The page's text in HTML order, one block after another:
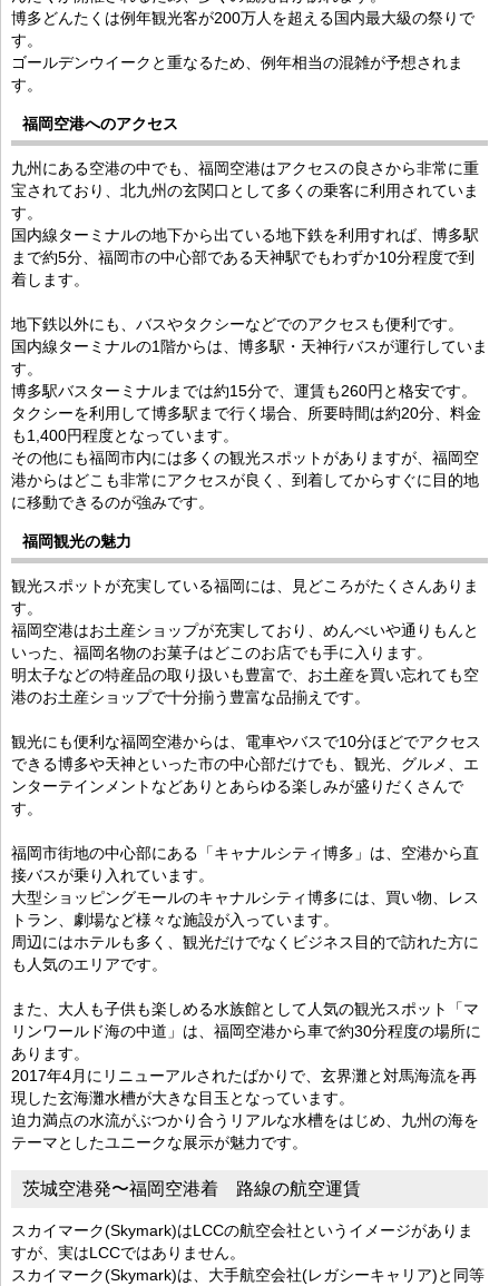
博多どんたくは例年観光客が200万人を超える国内最大級の祭りで
す。
ゴールデンウイークと重なるため、例年相当の混雑が予想されま
す。
福岡空港へのアクセス
九州にある空港の中でも、福岡空港はアクセスの良さから非常に重
宝されており、北九州の玄関口として多くの乗客に利用されていま
す。
国内線ターミナルの地下から出ている地下鉄を利用すれば、博多駅
まで約5分、福岡市の中心部である天神駅でもわずか10分程度で到
着します。
地下鉄以外にも、バスやタクシーなどでのアクセスも便利です。
国内線ターミナルの1階からは、博多駅・天神行バスが運行していま
す。
博多駅バスターミナルまでは約15分で、運賃も260円と格安です。
タクシーを利用して博多駅まで行く場合、所要時間は約20分、料金
も1,400円程度となっています。
その他にも福岡市内には多くの観光スポットがありますが、福岡空
港からはどこも非常にアクセスが良く、到着してからすぐに目的地
に移動できるのが強みです。
福岡観光の魅力
観光スポットが充実している福岡には、見どころがたくさんありま
す。
福岡空港はお土産ショップが充実しており、めんべいや通りもんと
いった、福岡名物のお菓子はどこのお店でも手に入ります。
明太子などの特産品の取り扱いも豊富で、お土産を買い忘れても空
港のお土産ショップで十分揃う豊富な品揃えです。
観光にも便利な福岡空港からは、電車やバスで10分ほどでアクセス
できる博多や天神といった市の中心部だけでも、観光、グルメ、エ
ンターテインメントなどありとあらゆる楽しみが盛りだくさんで
す。
福岡市街地の中心部にある「キャナルシティ博多」は、空港から直
接バスが乗り入れています。
大型ショッピングモールのキャナルシティ博多には、買い物、レス
トラン、劇場など様々な施設が入っています。
周辺にはホテルも多く、観光だけでなくビジネス目的で訪れた方に
も人気のエリアです。
また、大人も子供も楽しめる水族館として人気の観光スポット「マ
リンワールド海の中道」は、福岡空港から車で約30分程度の場所に
あります。
2017年4月にリニューアルされたばかりで、玄界灘と対馬海流を再
現した玄海灘水槽が大きな目玉となっています。
迫力満点の水流がぶつかり合うリアルな水槽をはじめ、九州の海を
テーマとしたユニークな展示が魅力です。
茨城空港発〜福岡空港着 路線の航空運賃
スカイマーク(Skymark)はLCCの航空会社というイメージがありま
すが、実はLCCではありません。
スカイマーク(Skymark)は、大手航空会社(レガシーキャリア)と同等